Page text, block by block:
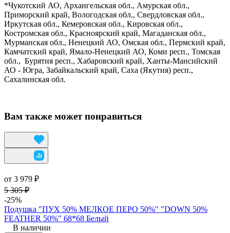
*Чукотский АО, Архангельская обл., Амурская обл.,
Приморский край, Вологодская обл., Свердловская обл.,
Иркутская обл., Кемеровская обл., Кировская обл.,
Костромская обл., Красноярский край, Магаданская обл.,
Мурманская обл., Ненецкий АО, Омская обл., Пермский край,
Камчатский край, Ямало-Ненецкий АО, Коми респ., Томская
обл., Бурятия респ., Хабаровский край, Ханты-Мансийский
АО - Югра, Забайкальский край, Саха (Якутия) респ.,
Сахалинская обл.
Вам также может понравиться
от 3 979 ₽
5 305 ₽
-25%
Подушка "ПУХ 50% МЕЛКОЕ ПЕРО 50%" "DOWN 50%
FEATHER 50%" 68*68 Белый
В наличии